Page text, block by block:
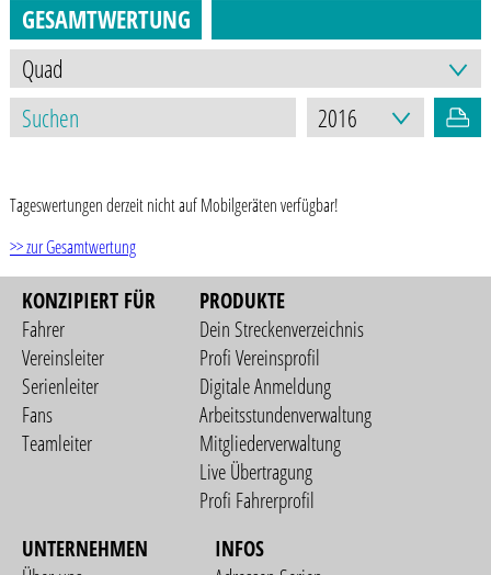
GESAMTWERTUNG
Tageswertungen derzeit nicht auf Mobilgeräten verfügbar!
>> zur Gesamtwertung
KONZIPIERT FÜR
Fahrer
Vereinsleiter
Serienleiter
Fans
Teamleiter
PRODUKTE
Dein Streckenverzeichnis
Profi Vereinsprofil
Digitale Anmeldung
Arbeitsstundenverwaltung
Mitgliederverwaltung
Live Übertragung
Profi Fahrerprofil
UNTERNEHMEN
INFOS